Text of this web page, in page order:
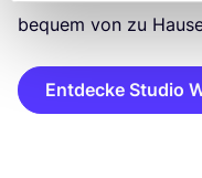
bequem von zu
Entdecke Studio